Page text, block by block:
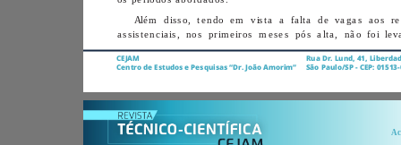
CEJAM
Centro de Estudos e Pesquisas “Dr. João Amorim”